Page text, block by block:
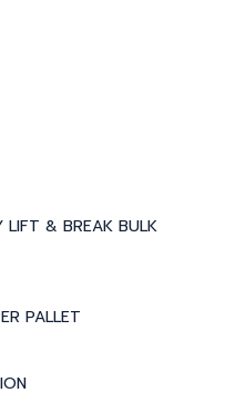
LIFT & BREAK BULK
PALLET